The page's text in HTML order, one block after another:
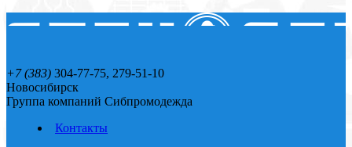
+7 (383) 304-77-75, 279-51-10
Новосибирск
Группа компаний Сибпромодежда
Контакты